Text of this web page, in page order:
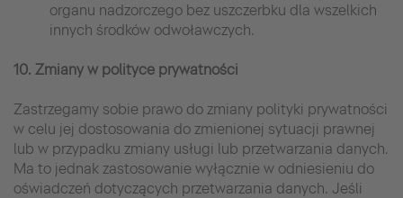
organu nadzorczego bez uszczerbku dla wszelkich
innych środków odwoławczych.
10. Zmiany w polityce prywatności
Zastrzegamy sobie prawo do zmiany polityki prywatności
w celu jej dostosowania do zmienionej sytuacji prawnej
lub w przypadku zmiany usługi lub przetwarzania danych.
Ma to jednak zastosowanie wyłącznie w odniesieniu do
oświadczeń dotyczących przetwarzania danych. Jeśli